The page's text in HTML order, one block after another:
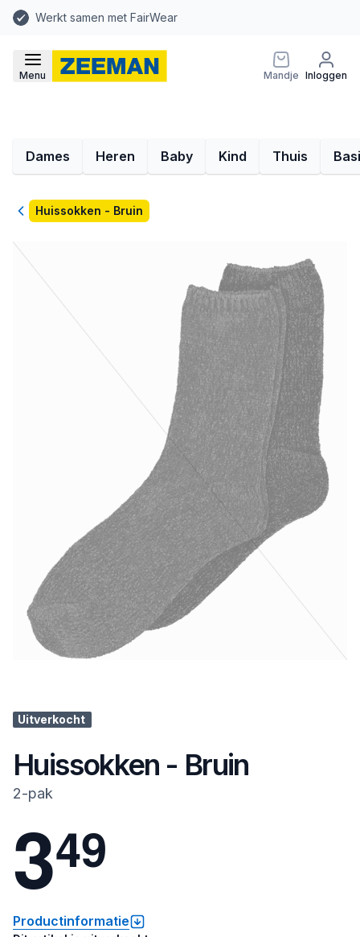
Werkt samen met FairWear
Menu Mandje Inloggen
Dames Heren Baby Kind Thuis
TerugHuissokken - Bruin
Uitverkocht
Huissokken - Bruin
2-pak
349
Productinformatie